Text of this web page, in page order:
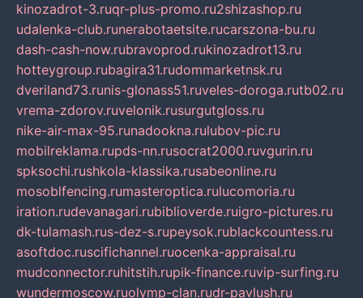
kinozadrot-3.ruqr-plus-promo.ru2shizashop.ru
udalenka-club.runerabotaetsite.rucarszona-bu.ru
dash-cash-now.rubravoprod.rukinozadrot13.ru
hotteygroup.rubagira31.rudommarketnsk.ru
dveriland73.runis-glonass51.ruveles-doroga.rutb02.ru
vrema-zdorov.ruvelonik.rusurgutgloss.ru
nike-air-max-95.runadookna.rulubov-pic.ru
mobilreklama.rupds-nn.rusocrat2000.ruvgurin.ru
spksochi.rushkola-klassika.rusabeonline.ru
mosoblfencing.rumasteroptica.rulucomoria.ru
iration.rudevanagari.rubiblioverde.ruigro-pictures.ru
dk-tulamash.rus-dez-s.rupeysok.rublackcountess.ru
asoftdoc.ruscifichannel.ruocenka-appraisal.ru
mudconnector.ruhitstih.rupik-finance.ruvip-surfing.ru
wundermoscow.ruolymp-clan.rudr-pavlush.ru